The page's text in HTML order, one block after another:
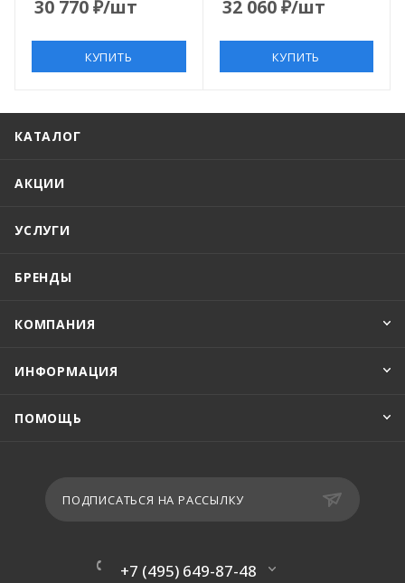
30 770₽/шт
КУПИТЬ
32 060₽/шт
КУПИТЬ
КАТАЛОГ
АКЦИИ
УСЛУГИ
БРЕНДЫ
КОМПАНИЯ
ИНФОРМАЦИЯ
ПОМОЩЬ
ПОДПИСАТЬСЯ НА РАССЫЛКУ
+7 (495) 649-87-48